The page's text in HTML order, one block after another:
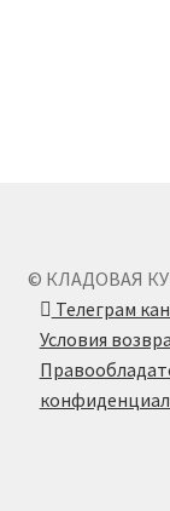
© КЛАДОВАЯ
Телеграм
Условия